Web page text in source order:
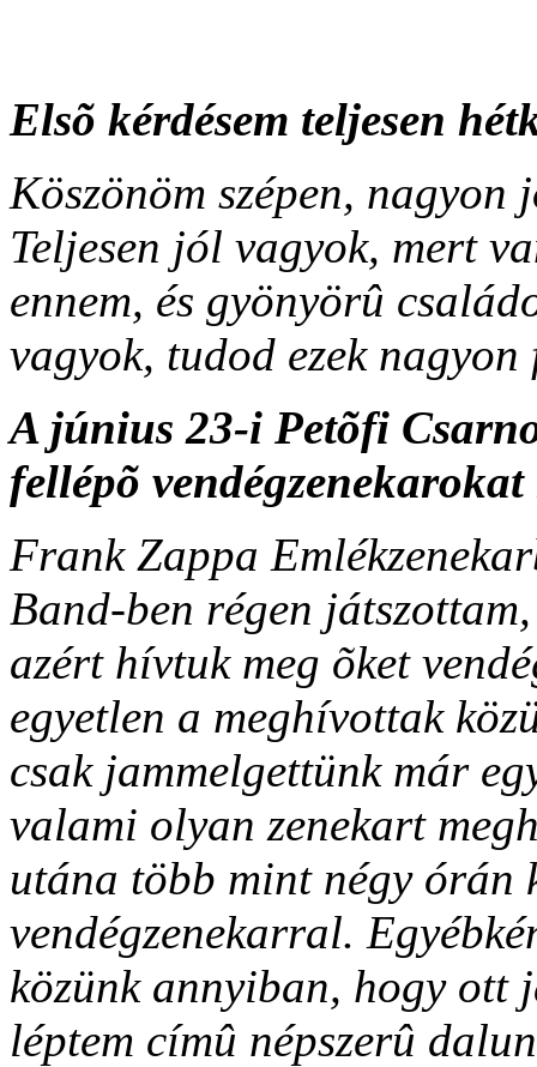
Elsõ kérdésem teljesen
Köszönöm szépen,
Teljesen jól vagyok, mert
ennem, és gyönyörû
vagyok, tudod ezek
A június 23-i Petõfi
fellépõ
Frank Zappa
Band-ben régen
azért hívtuk meg õket
egyetlen a meghívottak
csak jammelgettünk már
valami olyan zenekart
utána több mint négy órán
vendégzenekarral.
közünk annyiban, hogy ott
léptem címû népszerû